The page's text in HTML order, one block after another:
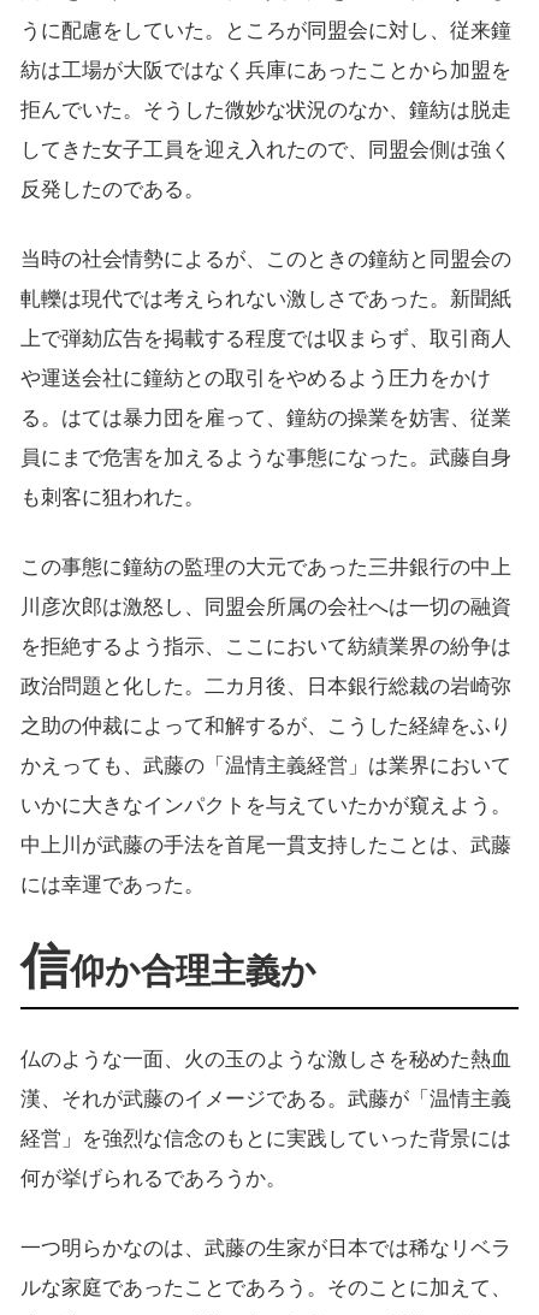
うに配慮をしていた。ところが同盟会に対し、従来鐘
紡は工場が大阪ではなく兵庫にあったことから加盟を
拒んでいた。そうした微妙な状況のなか、鐘紡は脱走
してきた女子工員を迎え入れたので、同盟会側は強く
反発したのである。
当時の社会情勢によるが、このときの鐘紡と同盟会の
軋轢は現代では考えられない激しさであった。新聞紙
上で弾劾広告を掲載する程度では収まらず、取引商人
や運送会社に鐘紡との取引をやめるよう圧力をかけ
る。はては暴力団を雇って、鐘紡の操業を妨害、従業
員にまで危害を加えるような事態になった。武藤自身
も刺客に狙われた。
この事態に鐘紡の監理の大元であった三井銀行の中上
川彦次郎は激怒し、同盟会所属の会社へは一切の融資
を拒絶するよう指示、ここにおいて紡績業界の紛争は
政治問題と化した。二カ月後、日本銀行総裁の岩崎弥
之助の仲裁によって和解するが、こうした経緯をふり
かえっても、武藤の「温情主義経営」は業界において
いかに大きなインパクトを与えていたかが窺えよう。
中上川が武藤の手法を首尾一貫支持したことは、武藤
には幸運であった。
信仰か合理主義か
仏のような一面、火の玉のような激しさを秘めた熱血
漢、それが武藤のイメージである。武藤が「温情主義
経営」を強烈な信念のもとに実践していった背景には
何が挙げられるであろうか。
一つ明らかなのは、武藤の生家が日本では稀なリベラ
ルな家庭であったことであろう。そのことに加えて、